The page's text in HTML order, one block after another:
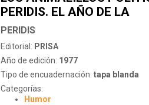
PERIDIS. EL AÑO DE LA
TRANSICIÓN
PERIDIS
Editorial: PRISA
Año de edición: 1977
Tipo de encuadernación: tapa blanda
Categorías:
Humor